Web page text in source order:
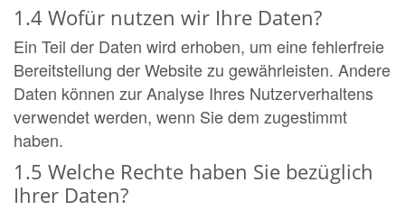
1.4 Wofür nutzen wir Ihre Daten?
Ein Teil der Daten wird erhoben, um eine fehlerfreie
Bereitstellung der Website zu gewährleisten. Andere
Daten können zur Analyse Ihres Nutzerverhaltens
verwendet werden, wenn Sie dem zugestimmt
haben.
1.5 Welche Rechte haben Sie bezüglich
Ihrer Daten?